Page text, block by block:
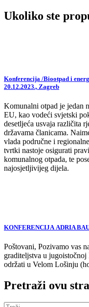
Ukoliko ste
Konferencija /Biootpad i
20.12.2023., Zagreb
Komunalni otpad je jedan
EU, kao vodeći svjetski
desetljeća usvaja različita
državama članicama.
vlada područne i
tvrtki nastoje osigurati
komunalnog otpada, te
najosjetljivijeg dijela.
KONFERENCIJA ADRIA
Poštovani, Pozivamo vas
graditeljstva u
održati u Velom Lošinju
Pretraži ovu